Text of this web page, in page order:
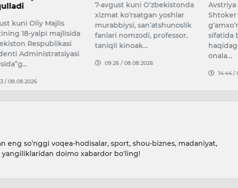
kuni O‘zbekistonda
san’atshunoslik
nomzodi, professor,
kinoak…
/ 08.08.2026
Avstriya kansleri Kristian
Shtoker farzandlarga
g‘amxo‘rlik qilishni ish
sifatida baholamaslik
haqidagi bayonoti uchun
7
dan 7
16:51 /
eng so‘nggi voqea-hodisalar, sport, shou-biznes, madaniyat,
doimo xabardor bo‘ling!